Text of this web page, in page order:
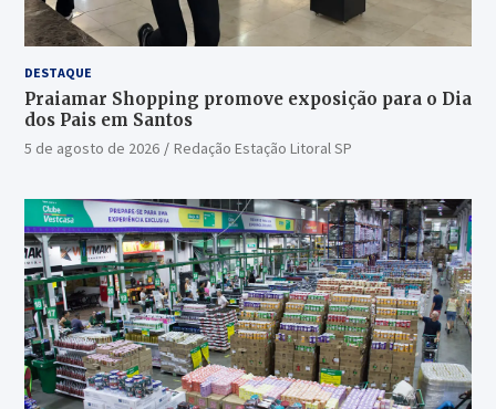
DESTAQUE
Praiamar Shopping promove exposição para o Dia
dos Pais em Santos
5 de agosto de 2026 Redação Estação Litoral SP